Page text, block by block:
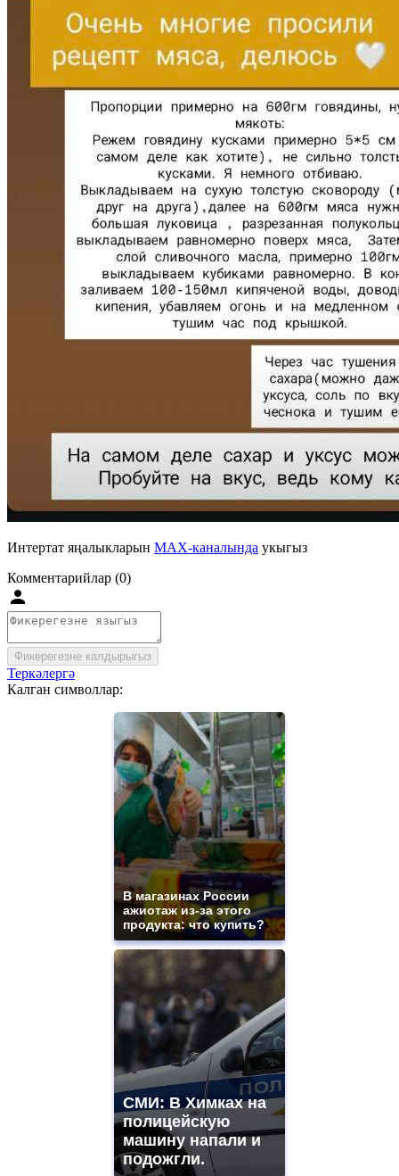
Интертат яңалыкларын MAX-каналында укыгыз
Комментарийлар (0)
Фикерегезне калдырыгыз
Теркәлергә
Калган символлар:
В магазинах России
ажиотаж из-за этого
продукта: что купить?
СМИ: В Химках на
полицейскую
машину напали и
подожгли.